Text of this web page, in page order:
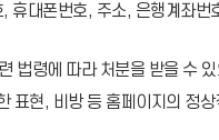
휴대폰번호, 주소, 은행계좌
법령에 따라 처분을 받을 수
표현, 비방 등 홈페이지의 정